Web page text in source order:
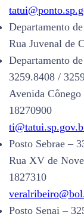
Departamento
Rua Juvenal de
Departamento
3259.8408 /
Avenida
18270900
Posto Sebrae –
Rua XV de
1827310
Posto Senai –